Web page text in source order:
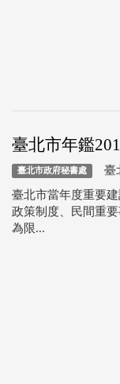
臺北市年鑑
臺北市政府秘書處 臺
臺北市當年度重要
政策制度、民間重
為限...